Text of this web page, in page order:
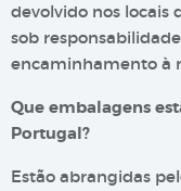
devolvido nos locais
sob
encaminhamento à
Que embalagens
Portugal?
Estão abrangidas